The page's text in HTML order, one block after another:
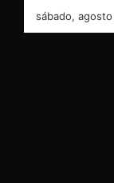
sábado,